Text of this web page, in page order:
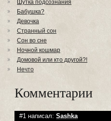
Шутка подсознания
Бабушка?
Девочка
Странный сон
Сон во сне
Ночной кошмар
Домовой или кто другой?!
Нечто
Комментарии
#1 написал: Sashka